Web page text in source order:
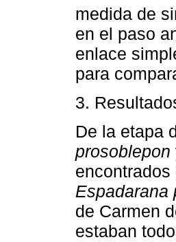
medida de
en el paso
enlace
para
3.
De la etapa
prosoblepon
Espadarana
de Carmen
estaban